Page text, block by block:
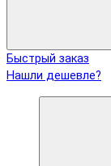
Быстрый заказ
Нашли дешевле?